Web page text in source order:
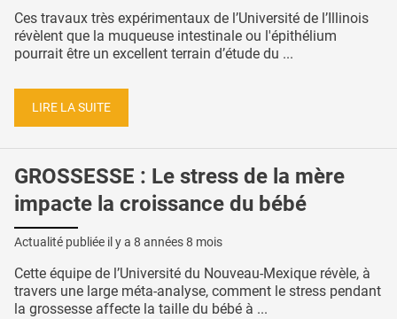
Ces travaux très expérimentaux de l’Université de l’Illinois
révèlent que la muqueuse intestinale ou l'épithélium
pourrait être un excellent terrain d’étude du ...
LIRE LA SUITE
GROSSESSE : Le stress de la mère
impacte la croissance du bébé
Actualité publiée il y a 8 années 8 mois
Cette équipe de l’Université du Nouveau-Mexique révèle, à
travers une large méta-analyse, comment le stress pendant
la grossesse affecte la taille du bébé à ...